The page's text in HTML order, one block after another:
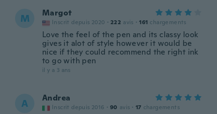
M Margot
Inscrit depuis 2020 · 222 avis · 161 chargements
Love the feel of the pen and its classy look
gives it alot of style however it would be
nice if they could recommend the right ink
to go with pen
il y a 3 ans
A Andrea
Inscrit depuis 2016 · 90 avis · 17 chargements